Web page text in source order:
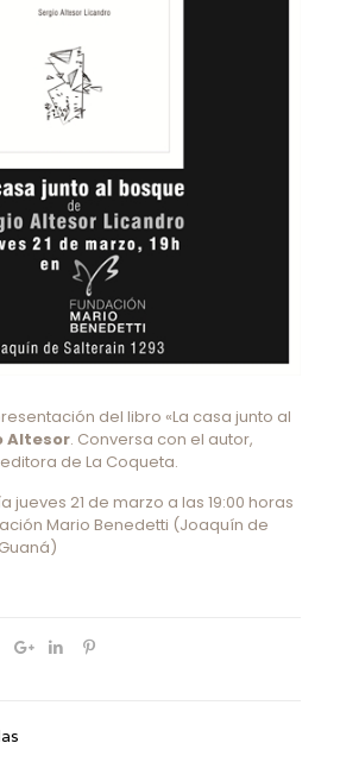
del libro «La casa junto al
Altesor. Conversa con el autor,
de La Coqueta.
jueves 21 de marzo a las 19:00 horas
Mario Benedetti (Joaquín de